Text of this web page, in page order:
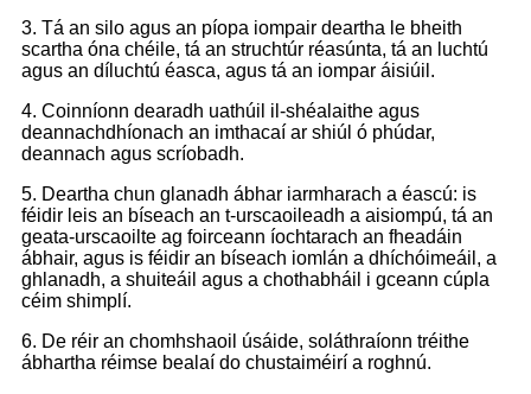
3. Tá an silo agus an píopa iompair deartha le bheith
scartha óna chéile, tá an struchtúr réasúnta, tá an luchtú
agus an díluchtú éasca, agus tá an iompar áisiúil.
4. Coinníonn dearadh uathúil il-shéalaithe agus
deannachdhíonach an imthacaí ar shiúl ó phúdar,
deannach agus scríobadh.
5. Deartha chun glanadh ábhar iarmharach a éascú: is
féidir leis an bíseach an t-urscaoileadh a aisiompú, tá an
geata-urscaoilte ag foirceann íochtarach an fheadáin
ábhair, agus is féidir an bíseach iomlán a dhíchóimeáil, a
ghlanadh, a shuiteáil agus a chothabháil i gceann cúpla
céim shimplí.
6. De réir an chomhshaoil ​​úsáide, soláthraíonn tréithe
ábhartha réimse bealaí do chustaiméirí a roghnú.